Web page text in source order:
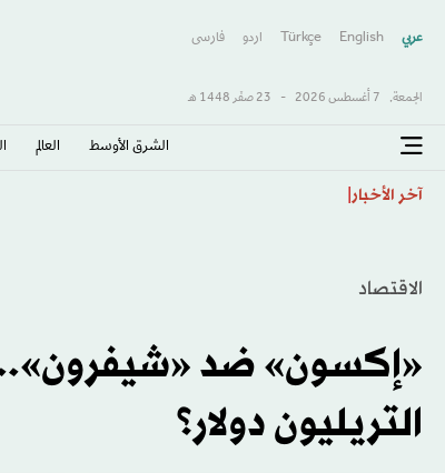
عربي English
Türkçe اردو فارسى
الجمعة, 7 أغسطس 2026 - 23 صفَر 1448 هـ
الشرق الأوسط​ العالم
آخر الأخبار
الاقتصاد
«إكسون» ضد «شيفرون»...
التريليون دولار؟